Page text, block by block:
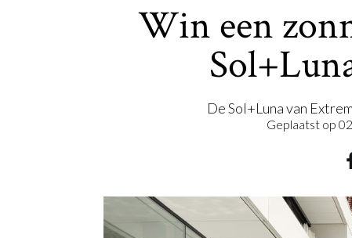
Win een
De Sol+Luna van
Geplaatst op